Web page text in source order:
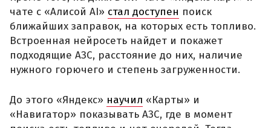
чате с «Алисой AI» стал доступен поиск
ближайших заправок, на которых есть топливо.
Встроенная нейросеть найдет и покажет
подходящие АЗС, расстояние до них, наличие
нужного горючего и степень загруженности.
До этого «Яндекс» научил «Карты» и
«Навигатор» показывать АЗС, где в момент